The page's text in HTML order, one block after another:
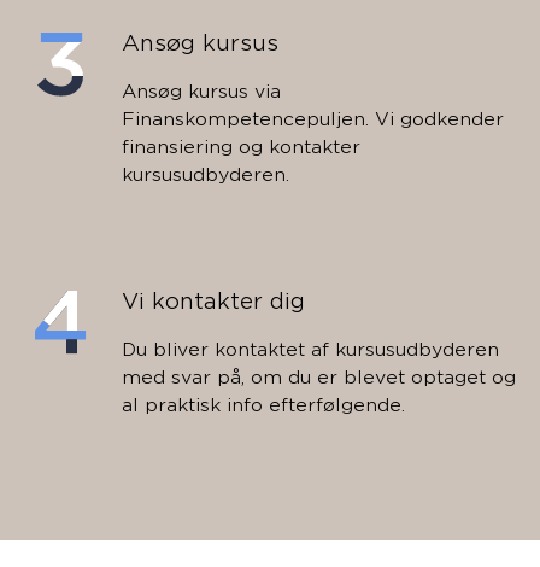
Ansøg kursus
Ansøg kursus via
Finanskompetencepuljen. Vi godkender
finansiering og kontakter
kursusudbyderen.
Vi kontakter dig
Du bliver kontaktet af kursusudbyderen
med svar på, om du er blevet optaget og
al praktisk info efterfølgende.